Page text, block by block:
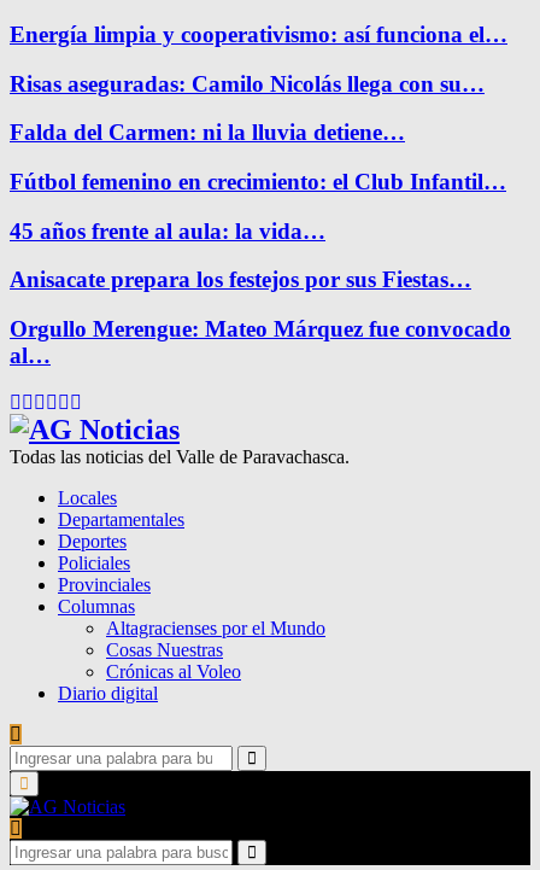
Energía limpia y cooperativismo: así funciona el…
Risas aseguradas: Camilo Nicolás llega con su…
Falda del Carmen: ni la lluvia detiene…
Fútbol femenino en crecimiento: el Club Infantil…
45 años frente al aula: la vida…
Anisacate prepara los festejos por sus Fiestas…
Orgullo Merengue: Mateo Márquez fue convocado
al…
Facebook
Twitter
Instagram
Pinterest
Google
Todas las noticias del Valle de Paravachasca.
Locales
Departamentales
Deportes
Policiales
Provinciales
Columnas
Altagracienses por el Mundo
Cosas Nuestras
Crónicas al Voleo
Diario digital
Search
for:
Search
Primary
Menu
Search